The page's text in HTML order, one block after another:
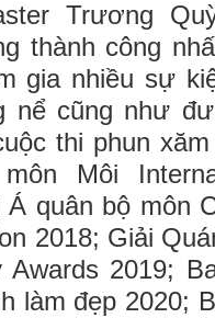
Trương
thành công
gia nhiều sự
nể cũng như
thi phun
Môi
quân bộ môn
2018; Giải
Awards 2019;
làm đẹp 2020;